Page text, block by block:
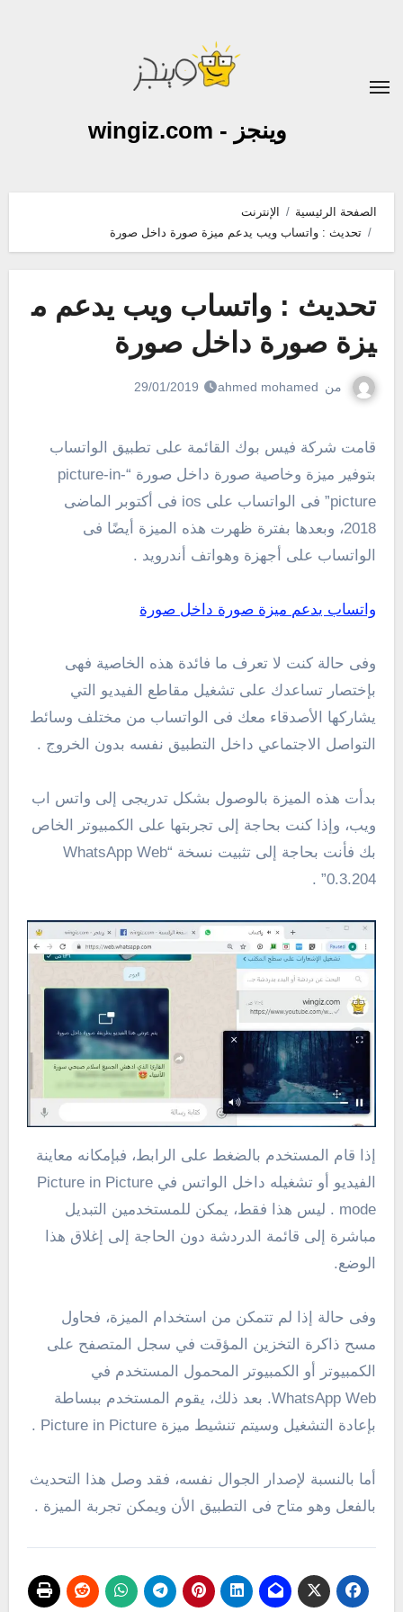
وينجز - wingiz.com
الصفحة الرئيسية
الإنترنت
تحديث : واتساب ويب يدعم ميزة صورة داخل صورة
تحديث : واتساب ويب يدعم م
يزة صورة داخل صورة
من ahmed mohamed
29/01/2019
قامت شركة فيس بوك القائمة على تطبيق الواتساب
بتوفير ميزة وخاصية صورة داخل صورة “picture-in-
picture” فى الواتساب على ios فى أكتوبر الماضى
2018، وبعدها بفترة ظهرت هذه الميزة أيضًا فى
الواتساب على أجهزة وهواتف أندرويد .
واتساب يدعم ميزة صورة داخل صورة
وفى حالة كنت لا تعرف ما فائدة هذه الخاصية فهى
بإختصار تساعدك على تشغيل مقاطع الفيديو التي
يشاركها الأصدقاء معك فى الواتساب من مختلف وسائط
التواصل الاجتماعي داخل التطبيق نفسه بدون الخروج .
بدأت هذه الميزة بالوصول بشكل تدريجى إلى واتس اب
ويب، وإذا كنت بحاجة إلى تجربتها على الكمبيوتر الخاص
بك فأنت بحاجة إلى تثبيت نسخة “WhatsApp Web
0.3.204” .
إذا قام المستخدم بالضغط على الرابط، فبإمكانه معاينة
الفيديو أو تشغيله داخل الواتس في Picture in Picture
mode . ليس هذا فقط، يمكن للمستخدمين التبديل
مباشرة إلى قائمة الدردشة دون الحاجة إلى إغلاق هذا
الوضع.
وفى حالة إذا لم تتمكن من استخدام الميزة، فحاول
مسح ذاكرة التخزين المؤقت في سجل المتصفح على
الكمبيوتر أو الكمبيوتر المحمول المستخدم في
WhatsApp Web. بعد ذلك، يقوم المستخدم ببساطة
بإعادة التشغيل وسيتم تنشيط ميزة Picture in Picture .
أما بالنسبة لإصدار الجوال نفسه، فقد وصل هذا التحديث
بالفعل وهو متاح فى التطبيق الأن ويمكن تجربة الميزة .